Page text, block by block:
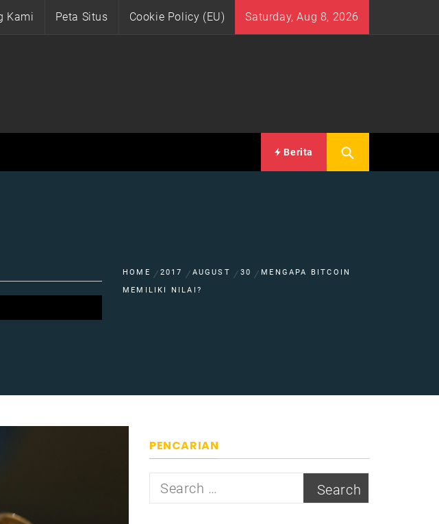
Kami Peta Situs Cookie Policy (EU) Saturday, Aug 8, 2026
Berita
HOME 2017 AUGUST 30
MENGAPA BITCOIN
MEMILIKI NILAI?
PENCARIAN
Search